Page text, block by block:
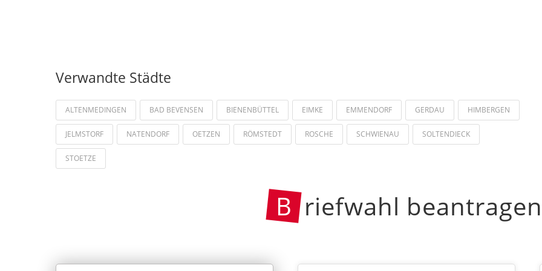
Verwandte Städte
ALTENMEDINGEN BAD BEVENSEN BIENENBÜTTEL EIMKE EMMENDORF GERDAU HIMBERGEN
JELMSTORF NATENDORF OETZEN RÖMSTEDT ROSCHE SCHWIENAU SOLTENDIECK
STOETZE
B riefwahl beantragen